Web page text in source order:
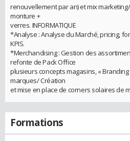
renouvellement par an) et mix
monture +
verres. INFORMATIQUE
*Analyse : Analyse du Marché, pricing,
KPIS.
*Merchandising : Gestion des
refonte de Pack Office
plusieurs concepts magasins, «
marques/ Création
et mise en place de corners solaires de
Formations